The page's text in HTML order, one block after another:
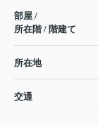
部屋 /
所在階 / 階建て
所在地
交通